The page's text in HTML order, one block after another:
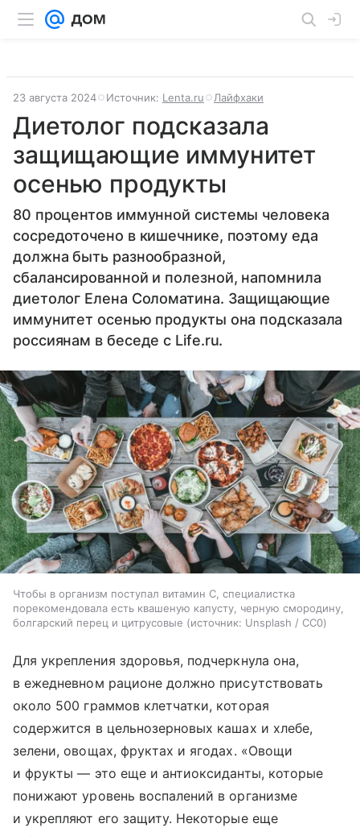
23 августа 2024 Источник: Lenta.ru Лайфхаки
Диетолог подсказала
защищающие иммунитет
осенью продукты
80 процентов иммунной системы человека
сосредоточено в кишечнике, поэтому еда
должна быть разнообразной,
сбалансированной и полезной, напомнила
диетолог Елена Соломатина. Защищающие
иммунитет осенью продукты она подсказала
россиянам в беседе с Life.ru.
Чтобы в организм поступал витамин С, специалистка
порекомендовала есть квашеную капусту, черную смородину,
болгарский перец и цитрусовые
источник: Unsplash / CC0
Для укрепления здоровья, подчеркнула она,
в ежедневном рационе должно присутствовать
около 500 граммов клетчатки, которая
содержится в цельнозерновых кашах и хлебе,
зелени, овощах, фруктах и ягодах. «Овощи
и фрукты — это еще и антиоксиданты, которые
понижают уровень воспалений в организме
и укрепляют его защиту. Некоторые еще